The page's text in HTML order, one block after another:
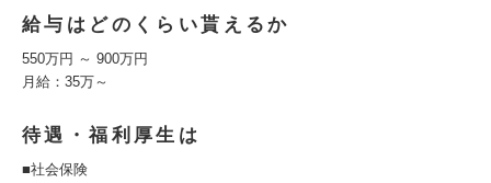
給与はどのくらい貰えるか
550万円 ～ 900万円
月給：35万～
待遇・福利厚生は
■社会保険